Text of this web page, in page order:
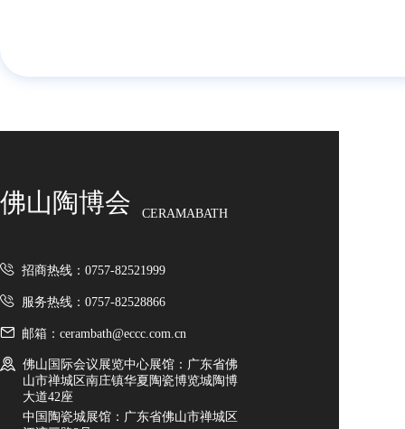
佛山陶博会 CERAMABATH
招商热线：0757-82521999
服务热线：0757-82528866
邮箱：cerambath@eccc.com.cn
佛山国际会议展览中心展馆：广东省佛
山市禅城区南庄镇华夏陶瓷博览城陶博
大道42座
中国陶瓷城展馆：广东省佛山市禅城区